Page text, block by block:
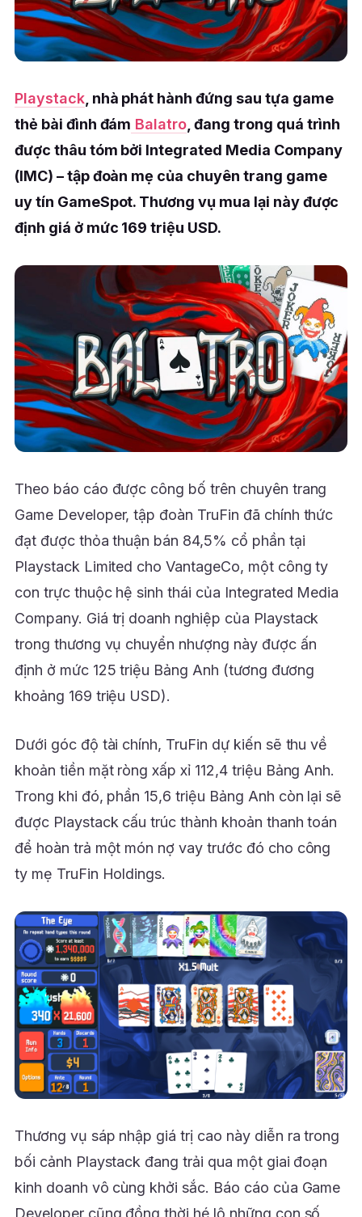
Playstack, nhà phát hành đứng sau tựa game
thẻ bài đình đám Balatro , đang trong quá trình
được thâu tóm bởi Integrated Media Company
(IMC) – tập đoàn mẹ của chuyên trang game
uy tín GameSpot. Thương vụ mua lại này được
định giá ở mức 169 triệu USD.
Theo báo cáo được công bố trên chuyên trang
Game Developer, tập đoàn TruFin đã chính thức
đạt được thỏa thuận bán 84,5% cổ phần tại
Playstack Limited cho VantageCo, một công ty
con trực thuộc hệ sinh thái của Integrated Media
Company. Giá trị doanh nghiệp của Playstack
trong thương vụ chuyển nhượng này được ấn
định ở mức 125 triệu Bảng Anh (tương đương
khoảng 169 triệu USD).
Dưới góc độ tài chính, TruFin dự kiến sẽ thu về
khoản tiền mặt ròng xấp xỉ 112,4 triệu Bảng Anh.
Trong khi đó, phần 15,6 triệu Bảng Anh còn lại sẽ
được Playstack cấu trúc thành khoản thanh toán
để hoàn trả một món nợ vay trước đó cho công
ty mẹ TruFin Holdings.
Thương vụ sáp nhập giá trị cao này diễn ra trong
bối cảnh Playstack đang trải qua một giai đoạn
kinh doanh vô cùng khởi sắc. Báo cáo của Game
Developer cũng đồng thời hé lộ những con số